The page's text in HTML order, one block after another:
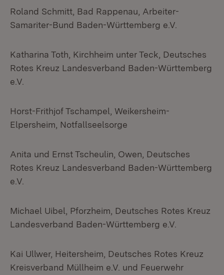
Roland Schmitt, Bad Rappenau, Arbeiter-
Samariter-Bund Baden-Württemberg e.V.
Katharina Toth, Kirchheim unter Teck, Deutsches
Rotes Kreuz Landesverband Baden-Württemberg
e.V.
Horst-Frithjof Tschampel, Weikersheim-
Elpersheim, Notfallseelsorge
Anita und Ernst Tscheulin, Owen, Deutsches
Rotes Kreuz Landesverband Baden-Württemberg
e.V.
Michael Uibel, Pforzheim, Deutsches Rotes Kreuz
Landesverband Baden-Württemberg e.V.
Kai Ullwer, Heitersheim, Deutsches Rotes Kreuz
Kreisverband Müllheim e.V. und Feuerwehr